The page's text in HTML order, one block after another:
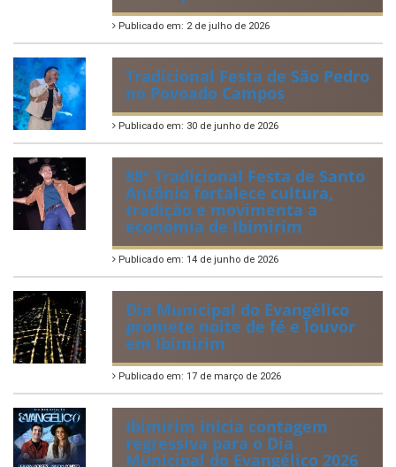
2ª edição do Corre Ibimirim
2026
Quadrilhas Juninas de
Ibimirim mantêm viva a
tradição e representam o
munícipio em Pernambuco
Publicado em: 2 de julho de 2026
Tradicional Festa de São Pedro
no Povoado Campos
88ª Tradicional Festa de Santo
Antônio fortalece cultura,
tradição e movimenta a
economia de Ibimirim
Publicado em: 14 de junho de 2026